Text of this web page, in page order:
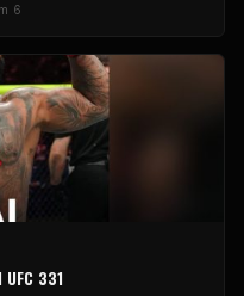
6
UFC 331